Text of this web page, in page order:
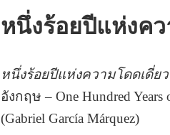
หนึ่งร้อยปีแห่งค
หนึ่งร้อยปีแห่งความโดดเดี่ยว
อังกฤษ – One Hundred
(Gabriel García Márquez)